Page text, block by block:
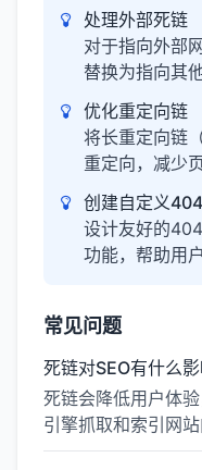
处理外部死链
对于指向外部
替换为指向其
优化重定向链
将长重定向链
重定向，减少
创建自定义
设计友好的
功能，帮助用
常见问题
死链对SEO有什么影
死链会降低用户体
引擎抓取和索引网